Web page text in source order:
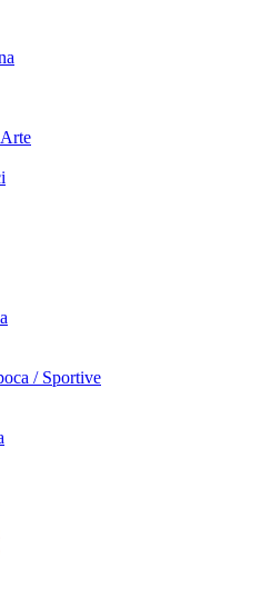
/ Sportive